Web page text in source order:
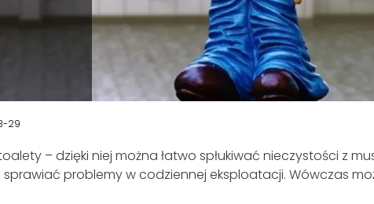
29
– dzięki niej można łatwo spłukiwać nieczystości z
problemy w codziennej eksploatacji. Wówczas